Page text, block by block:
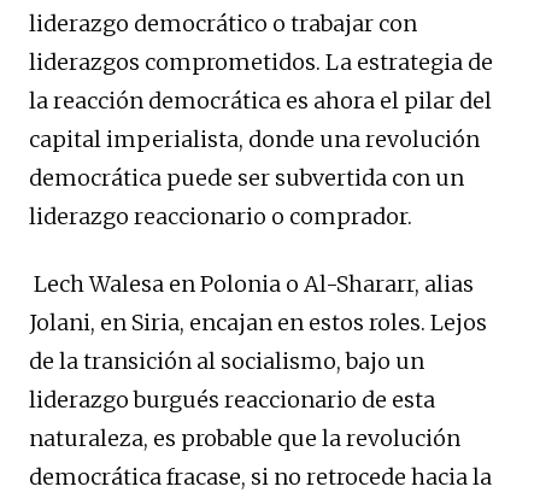
liderazgo democrático o trabajar con
liderazgos comprometidos. La estrategia de
la reacción democrática es ahora el pilar del
capital imperialista, donde una revolución
democrática puede ser subvertida con un
liderazgo reaccionario o comprador.
Lech Walesa en Polonia o Al-Shararr, alias
Jolani, en Siria, encajan en estos roles. Lejos
de la transición al socialismo, bajo un
liderazgo burgués reaccionario de esta
naturaleza, es probable que la revolución
democrática fracase, si no retrocede hacia la